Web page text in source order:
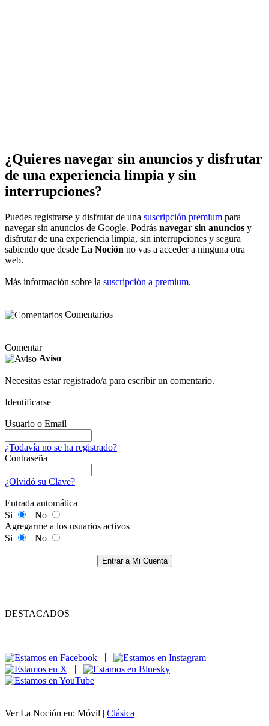
¿Quieres navegar sin anuncios y disfrutar
de una experiencia limpia y sin
interrupciones?
Puedes registrarse y disfrutar de una suscripción premium para
navegar sin anuncios de Google. Podrás navegar sin anuncios y
disfrutar de una experiencia limpia, sin interrupciones y segura
sabiendo que desde La Noción no vas a acceder a ninguna otra
web.
Más información sobre la suscripción a premium.
Comentarios
Comentar
Aviso
Necesitas estar registrado/a para escribir un comentario.
Identificarse
Usuario o Email
¿Todavía no se ha registrado?
Contraseña
¿Olvidó su Clave?
Entrada automática
Si
No
Agregarme a los usuarios activos
Si
No
Entrar a Mi Cuenta
DESTACADOS
|
|
Ver La Noción en: Móvil | Clásica